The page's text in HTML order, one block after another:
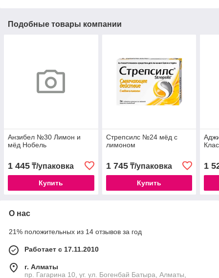
Подобные товары компании
Анзибел №30 Лимон и
мёд Нобель
1 445 ₸/упаковка
Купить
Стрепсилс №24 мёд с
лимоном
1 745₸/упаковка
Купить
1
О нас
21% положительных из 14 отзывов за год
Работает с 17.11.2010
г. Алматы
пр. Гагарина 10, уг. ул. Богенбай Батыра, Алматы,